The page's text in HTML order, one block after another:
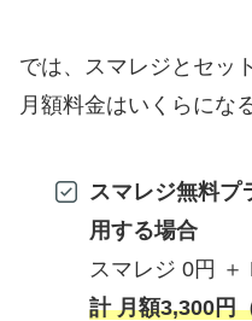
では、スマレジとセッ
月額料金はいくらにな
スマレジ無料プ
用する場合
スマレジ 0円
計 月額3,300円